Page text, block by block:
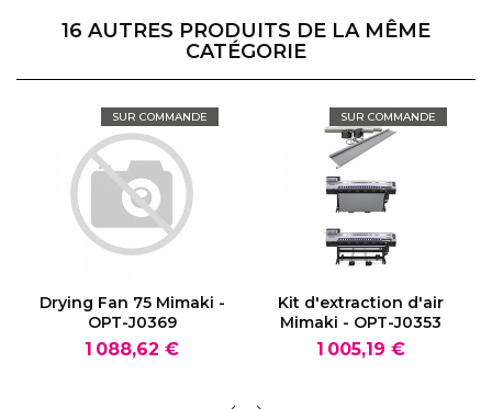
16 AUTRES PRODUITS DE LA MÊME
CATÉGORIE
SUR COMMANDE
VOIR LE PRODUIT
Drying Fan 75 Mimaki -
OPT-J0369
Prix
1 088,62 €
SUR COMMANDE
VOIR LE PRODUIT
Kit d'extraction d'air
Mimaki - OPT-J0353
Prix
1 005,19 €